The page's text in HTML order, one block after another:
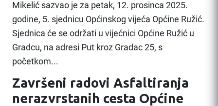
Mikelić sazvao je za petak, 12. prosinca 2025.
godine, 5. sjednicu Općinskog vijeća Općine Ružić.
Sjednica će se održati u vijećnici Općine Ružić u
Gradcu, na adresi Put kroz Gradac 25, s
početkom...
Završeni radovi Asfaltiranja
nerazvrstanih cesta Općine